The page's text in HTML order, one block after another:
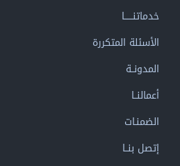
خدماتنــــــا
الأسئلة المتكررة
المدونــة
أعمالنــا
الضمنـات
إتصل بنــا